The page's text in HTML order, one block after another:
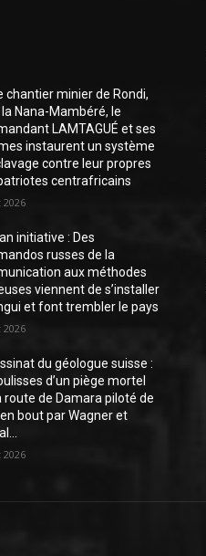
chantier minier de Rondi,
Nana-Mambéré, le
LAMTAGUÉ et ses
instaurent un système
contre leur propres
centrafricains
2026
initiative : Des
russes de la
aux méthodes
viennent de s’installer
et font trembler le pays
2026
du géologue suisse :
d’un piège mortel
route de Damara piloté de
bout par Wagner et
2026